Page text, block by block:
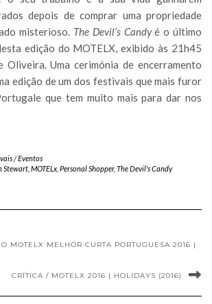
depois de comprar uma propriedade
misterioso. The Devil’s Candyé o último
edição do MOTELX, exibido às 21h45
Oliveira. Uma cerimónia de encerramento
edição de um dos festivais que mais furor
que tem muito mais para dar nos
/ Eventos
Stewart, MOTELx, Personal Shopper, The Devil's Candy
MOTELX MELHOR CURTA PORTUGUESA 2016 |
CRÍTICA / MOTELX 2016 | HOLIDAYS (2016)